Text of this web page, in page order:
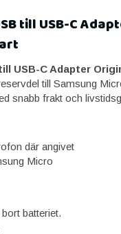
till USB-C
USB-C Adapter
till Samsung
snabb frakt och
där angivet
Micro
batteriet.